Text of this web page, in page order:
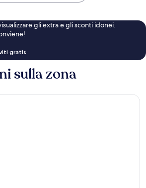
gli extra e gli sconti idonei.
gratis
sulla zona